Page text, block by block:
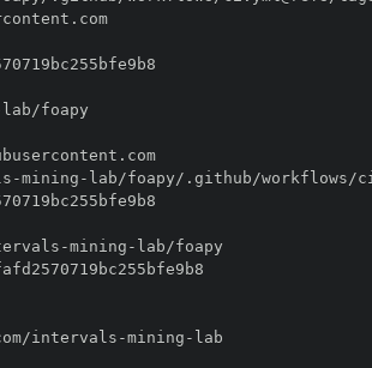
//token.actions.githubusercontent.com
//token.actions.githubusercontent.com
-mining -
-mining -
intervals-mining -